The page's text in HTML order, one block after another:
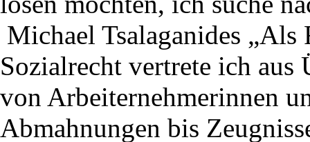
Michael Tsalaganides „Als
Sozialrecht vertrete ich aus
von Arbeiternehmerinnen
Abmahnungen bis